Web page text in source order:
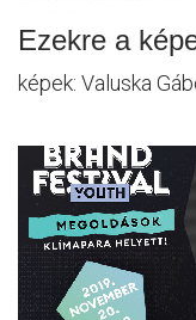
Ezekre a
képek: Valuska